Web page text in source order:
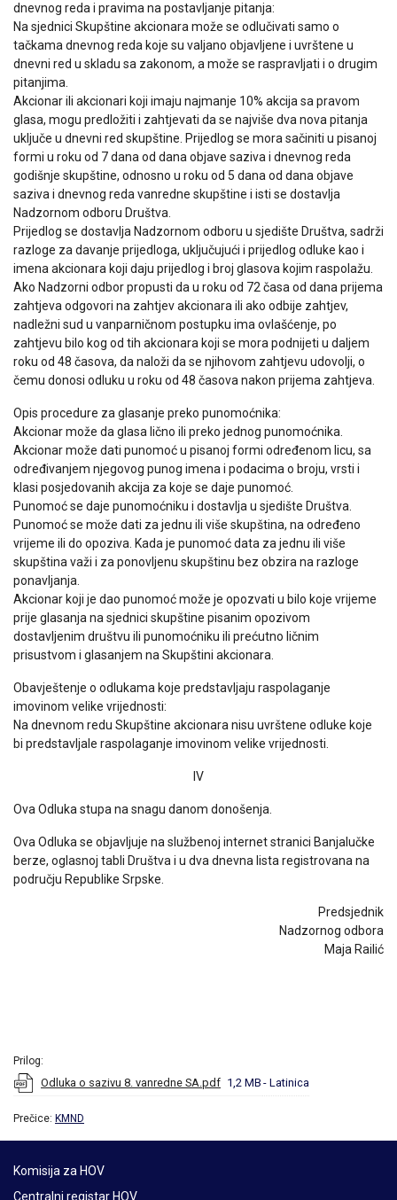
dnevnog reda i pravima na postavljanje pitanja:
Na sjednici Skupštine akcionara može se odlučivati samo o
tačkama dnevnog reda koje su valjano objavljene i uvrštene u
dnevni red u skladu sa zakonom, a može se raspravljati i o drugim
pitanjima.
Akcionar ili akcionari koji imaju najmanje 10% akcija sa pravom
glasa, mogu predložiti i zahtjevati da se najviše dva nova pitanja
uključe u dnevni red skupštine. Prijedlog se mora sačiniti u pisanoj
formi u roku od 7 dana od dana objave saziva i dnevnog reda
godišnje skupštine, odnosno u roku od 5 dana od dana objave
saziva i dnevnog reda vanredne skupštine i isti se dostavlja
Nadzornom odboru Društva.
Prijedlog se dostavlja Nadzornom odboru u sjedište Društva, sadrži
razloge za davanje prijedloga, uključujući i prijedlog odluke kao i
imena akcionara koji daju prijedlog i broj glasova kojim raspolažu.
Ako Nadzorni odbor propusti da u roku od 72 časa od dana prijema
zahtjeva odgovori na zahtjev akcionara ili ako odbije zahtjev,
nadležni sud u vanparničnom postupku ima ovlašćenje, po
zahtjevu bilo kog od tih akcionara koji se mora podnijeti u daljem
roku od 48 časova, da naloži da se njihovom zahtjevu udovolji, o
čemu donosi odluku u roku od 48 časova nakon prijema zahtjeva.
Opis procedure za glasanje preko punomoćnika:
Akcionar može da glasa lično ili preko jednog punomoćnika.
Akcionar može dati punomoć u pisanoj formi određenom licu, sa
određivanjem njegovog punog imena i podacima o broju, vrsti i
klasi posjedovanih akcija za koje se daje punomoć.
Punomoć se daje punomoćniku i dostavlja u sjedište Društva.
Punomoć se može dati za jednu ili više skupština, na određeno
vrijeme ili do opoziva. Kada je punomoć data za jednu ili više
skupština važi i za ponovljenu skupštinu bez obzira na razloge
ponavljanja.
Akcionar koji je dao punomoć može je opozvati u bilo koje vrijeme
prije glasanja na sjednici skupštine pisanim opozivom
dostavljenim društvu ili punomoćniku ili prećutno ličnim
prisustvom i glasanjem na Skupštini akcionara.
Obavještenje o odlukama koje predstavljaju raspolaganje
imovinom velike vrijednosti:
Na dnevnom redu Skupštine akcionara nisu uvrštene odluke koje
bi predstavljale raspolaganje imovinom velike vrijednosti.
IV
Ova Odluka stupa na snagu danom donošenja.
Ova Odluka se objavljuje na službenoj internet stranici Banjalučke
berze, oglasnoj tabli Društva i u dva dnevna lista registrovana na
području Republike Srpske.
Predsjednik
Nadzornog odbora
Maja Railić
Prilog:
Odluka o sazivu 8. vanredne SA.pdf 1,2 MB - Latinica
Prečice: KMND
Komisija za HOV
Centralni registar HOV